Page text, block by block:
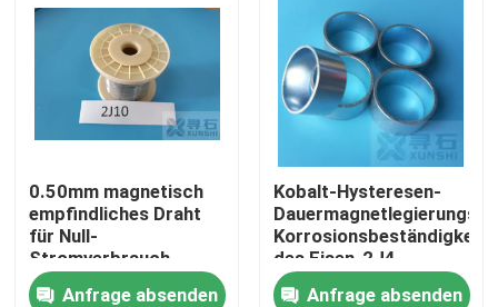
0.50mm magnetisch
empfindliches Draht
für Null-
Stromverbrauch
magnetisch
Anfrage absenden
Kobalt-Hysteresen-
Dauermagnetlegierungs-
Korrosionsbeständigkeit
des Eisen-2J4
Anfrage absenden